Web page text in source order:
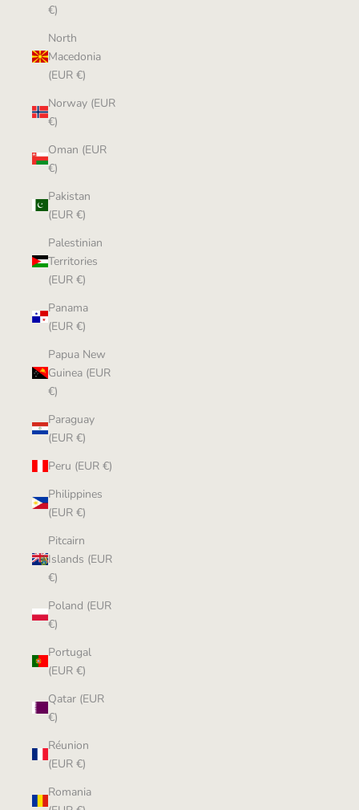
€)
North
Macedonia
(EUR €)
Norway (EUR
€)
Oman (EUR
€)
Pakistan
(EUR €)
Palestinian
Territories
(EUR €)
Panama
(EUR €)
Papua New
Guinea (EUR
€)
Paraguay
(EUR €)
Peru (EUR €)
Philippines
(EUR €)
Pitcairn
Islands (EUR
€)
Poland (EUR
€)
Portugal
(EUR €)
Qatar (EUR
€)
Réunion
(EUR €)
Romania